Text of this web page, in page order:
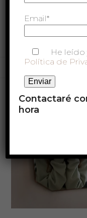
darte cuenta?
Email*
He leído
Política de
Contactaré
hora